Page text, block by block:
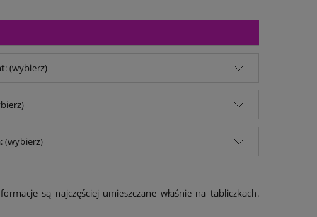
(wybierz)
(wybierz)
są najczęściej umieszczane właśnie na tabliczkach.